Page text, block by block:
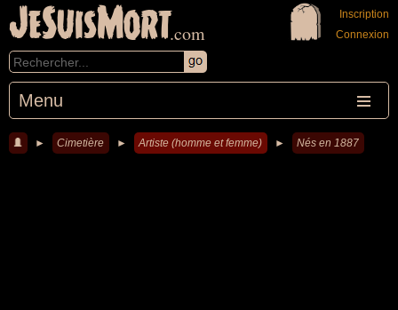
JeSuisMort.com
Menu
Inscription
Connexion
► Cimetière ► Artiste (homme et femme) ► Nés en 1887